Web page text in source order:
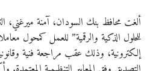
ألغت محافظ بنك السودان، آمنة ميرغني،
للحلول الذكية والرقمية” للعمل كمحول
إلكترونية، وذلك عقب مراجعة فنية